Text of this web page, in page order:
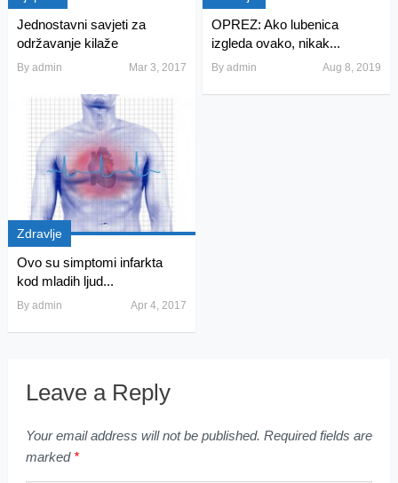
Jednostavni savjeti za
održavanje kilaže
By admin Mar 3, 2017
OPREZ: Ako lubenica
izgleda ovako, nikak...
Byadmin Aug 8, 2019
Zdravlje
Ovo su simptomi infarkta
kod mladih ljud...
By admin Apr 4, 2017
Leave a Reply
Your email address will not be published. Required fields are
marked *